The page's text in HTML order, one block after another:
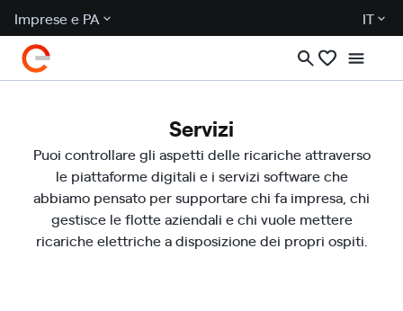
Imprese e PA IT
Servizi
Puoi controllare gli aspetti delle ricariche attraverso
le piattaforme digitali e i servizi software che
abbiamo pensato per supportare chi fa impresa, chi
gestisce le flotte aziendali e chi vuole mettere
ricariche elettriche a disposizione dei propri ospiti.